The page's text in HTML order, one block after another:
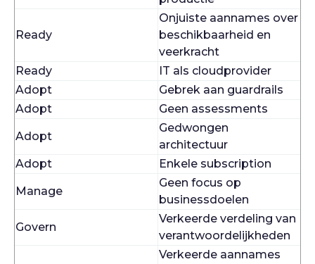
Ready
Onjuiste aannames over
beschikbaarheid en
veerkracht
Ready
IT als cloudprovider
Adopt
Gebrek aan guardrails
Adopt
Geen assessments
Adopt
Gedwongen
architectuur
Adopt
Enkele subscription
Manage
Geen focus op
businessdoelen
Govern
Verkeerde verdeling van
verantwoordelijkheden
Verkeerde aannames